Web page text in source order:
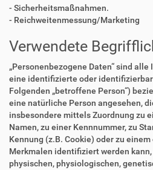
- Sicherheitsmaßnahmen.
- Reichweitenmessung/Marketing
Verwendete
„Personenbezogene Daten“ sind
eine identifizierte oder
Folgenden „betroffene Person“)
eine natürliche Person angesehen,
insbesondere mittels Zuordnung zu
Namen, zu einer Kennnummer, zu
Kennung (z.B. Cookie) oder zu
Merkmalen identifiziert werden
physischen, physiologischen,